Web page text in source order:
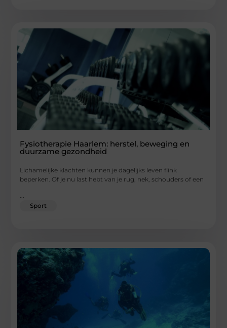
Fysiotherapie Haarlem: herstel, beweging en
duurzame gezondheid
Lichamelijke klachten kunnen je dagelijks leven flink
beperken. Of je nu last hebt van je rug, nek, schouders of een
...
Sport